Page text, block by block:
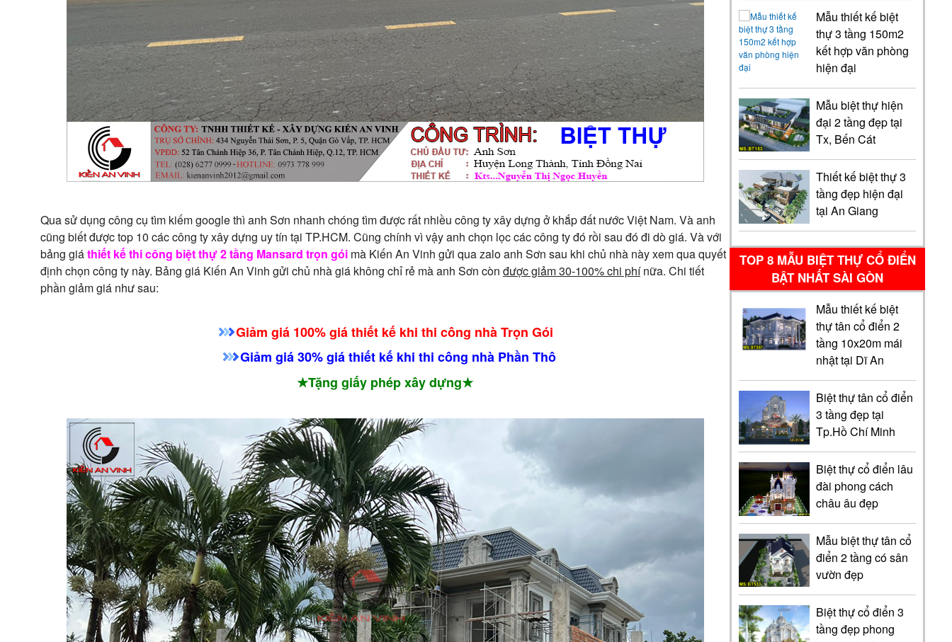
Mẫu thiết kế biệt
thự 3 tầng 150m2
kết hợp văn phòng
hiện đại
Mẫu biệt thự hiện
đại 2 tầng đẹp tại
Tx, Bến Cát
Thiết kế biệt thự 3
tầng đẹp hiện đại
tại An Giang
TOP 8 MẪU BIỆT THỰ CỔ ĐIỂN
BẬT NHẤT SÀI GÒN
Mẫu thiết kế biệt
thự tân cổ điển 2
tầng 10x20m mái
nhật tại Dĩ An
Biệt thự tân cổ điển
3 tầng đẹp tại
Tp.Hồ Chí Minh
Biệt thự cổ điển lâu
đài phong cách
châu âu đẹp
Mẫu biệt thự tân cổ
điển 2 tầng có sân
vườn đẹp
Biệt thự cổ điển 3
tầng đẹp phong
Qua sử dụng công cụ tìm kiếm google thì anh Sơn nhanh chóng tìm được rất nhiều công ty xây dựng ở khắp đất nước Việt Nam. Và anh
cũng biết được top 10 các công ty xây dựng uy tín tại TP.HCM. Cũng chính vì vậy anh chọn lọc các công ty đó rồi sau đó đi dò giá. Và với
bảng giáthiết kế thi công biệt thự 2 tầng Mansard trọn gói mà Kiến An Vinh gửi qua zalo anh Sơn sau khi chủ nhà này xem qua quyết
định chọn công ty này. Bảng giá Kiến An Vinh gửi chủ nhà giá không chỉ rẻ mà anh Sơn cònđược giảm 30-100% chi phínữa. Chi tiết
phần giảm giá như sau:
Giảm giá 100% giá thiết kế khi thi công nhà Trọn Gói
Giảm giá 30% giá thiết kế khi thi công nhà Phần Thô
★Tặng giấy phép xây dựng★